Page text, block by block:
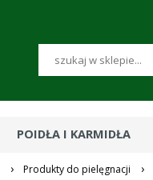
POIDŁA I KARMIDŁA
› Produkty do pielęgnacji ›